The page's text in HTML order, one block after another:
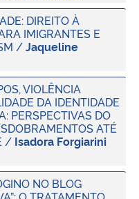
DIREITO À
IMIGRANTES E
/Jaqueline
VIOLÊNCIA
DA IDENTIDADE
PERSPECTIVAS DO
ATÉ
/ Isadora Forgiarini
NO BLOG
O TRATAMENTO